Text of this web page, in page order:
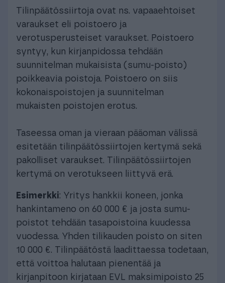
Tilinpäätössiirtoja ovat ns. vapaaehtoiset
varaukset eli poistoero ja
verotusperusteiset varaukset. Poistoero
syntyy, kun kirjanpidossa tehdään
suunnitelman mukaisista (sumu-poisto)
poikkeavia poistoja. Poistoero on siis
kokonaispoistojen ja suunnitelman
mukaisten poistojen erotus.
Taseessa oman ja vieraan pääoman välissä
esitetään tilinpäätössiirtojen kertymä sekä
pakolliset varaukset. Tilinpäätössiirtojen
kertymä on verotukseen liittyvä erä.
Esimerkki: Yritys hankkii koneen, jonka
hankintameno on 60 000 € ja josta sumu-
poistot tehdään tasapoistoina kuudessa
vuodessa. Yhden tilikauden poisto on siten
10 000 €. Tilinpäätöstä laadittaessa todetaan,
että voittoa halutaan pienentää ja
kirjanpitoon kirjataan EVL maksimipoisto 25